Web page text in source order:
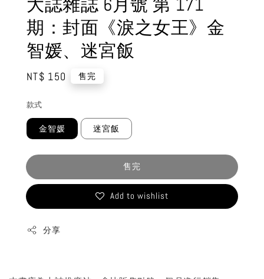
大誌雜誌 6月號 第 171
期：封面《淚之女王》金
智媛、迷宮飯
Regular
NT$ 150 售完
款式
金智媛 迷宮飯
售完
Add to wishlist
分享